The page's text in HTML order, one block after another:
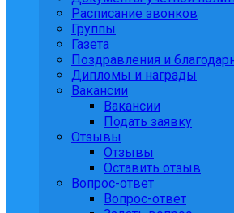
Расписание звонков
Группы
Газета
Поздравления и
Дипломы и награды
Вакансии
Вакансии
Подать заявку
Отзывы
Отзывы
Оставить отзыв
Вопрос-ответ
Вопрос-ответ